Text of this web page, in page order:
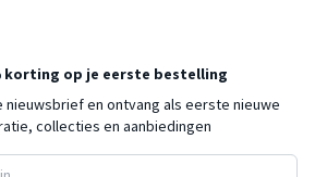
korting op je eerste bestelling
nieuwsbrief en ontvang als eerste nieuwe
collecties en aanbiedingen